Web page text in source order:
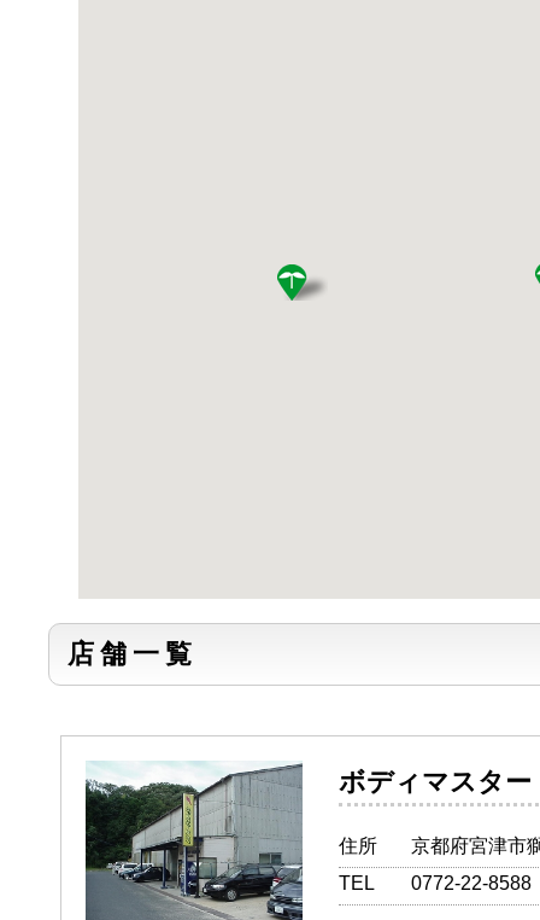
店舗一覧
ボディマス
住所
京都府宮津市
TEL
0772-22-8588